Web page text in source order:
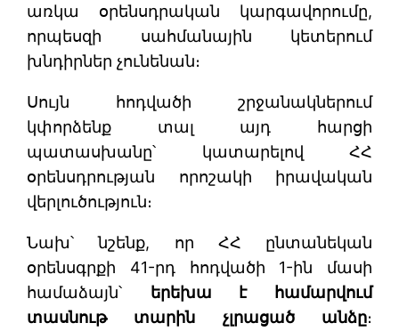
առկա օրենսդրական կարգավորումը,
որպեսզի սահմանային կետերում
խնդիրներ չունենան։
Սույն հոդվածի շրջանակներում
կփորձենք տալ այդ հարցի
պատասխանը՝ կատարելով ՀՀ
օրենսդրության որոշակի իրավական
վերլուծություն։
Նախ՝ նշենք, որ ՀՀ ընտանեկան
օրենսգրքի 41-րդ հոդվածի 1-ին մասի
համաձայն՝ երեխա է համարվում
տասնութ տարին չլրացած անձը։